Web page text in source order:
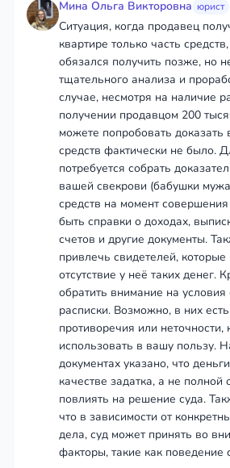
Мина Ольга Викторовна юрист
Ситуация, когда продавец
квартире только часть
обязался получить позже, но
тщательного анализа и
случае, несмотря на наличие
получении продавцом 200
можете попробовать доказать
средств фактически не было.
потребуется собрать
вашей свекрови (бабушки
средств на момент совершения
быть справки о доходах,
счетов и другие документы.
привлечь свидетелей, которые
отсутствие у неё таких денег.
обратить внимание на
расписки. Возможно, в них
противоречия или
использовать в вашу пользу.
документах указано, что
качестве задатка, а не полной
повлиять на решение суда.
что в зависимости от
дела, суд может принять во
факторы, такие как поведение